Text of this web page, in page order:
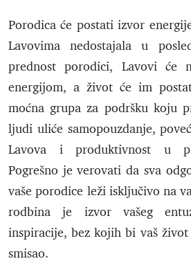
Porodica će postati izvor
Lavovima nedostajala u
prednost porodici, Lavovi će
energijom, a život će im
moćna grupa za podršku koju
ljudi uliće samopouzdanje,
Lavova i produktivnost u
Pogrešno je verovati da sva
vaše porodice leži isključivo na
rodbina je izvor vašeg
inspiracije, bez kojih bi vaš
smisao.